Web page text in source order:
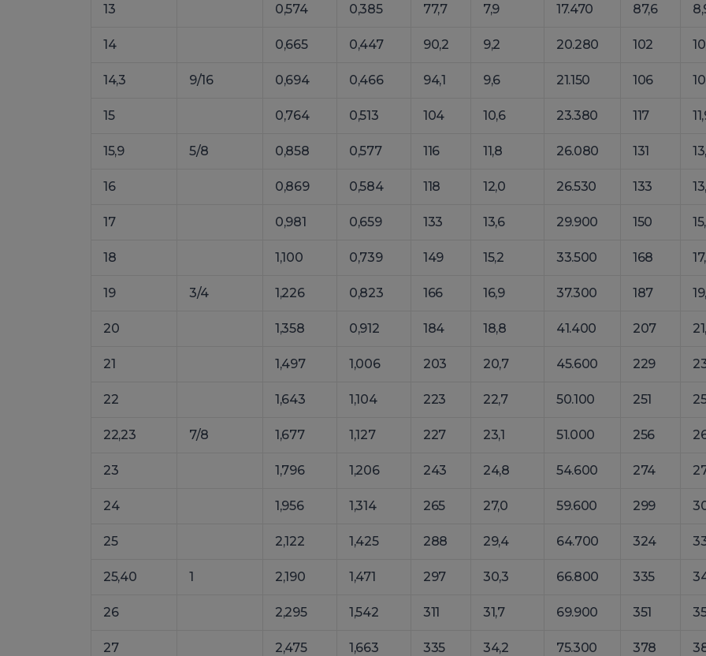
13 0,574 0,385 77,7 7,9 17.470 87,6
14 0,665 0,447 90,2 9,2 20.280 102
14,3 9/16 0,694 0,466 94,1 9,6 21.150 106
15 0,764 0,513 104 10,6 23.380 117
15,9 5/8 0,858 0,577 116 11,8 26.080 131
16 0,869 0,584 118 12,0 26.530 133
17 0,981 0,659 133 13,6 29.900 150
18 1,100 0,739 149 15,2 33.500 168
19 3/4 1,226 0,823 166 16,9 37.300 187
20 1,358 0,912 184 18,8 41.400 207
21 1,497 1,006 203 20,7 45.600 229
22 1,643 1,104 223 22,7 50.100 251
22,23 7/8 1,677 1,127 227 23,1 51.000 256
23 1,796 1,206 243 24,8 54.600 274
24 1,956 1,314 265 27,0 59.600 299
25 2,122 1,425 288 29,4 64.700 324
25,40 1 2,190 1,471 297 30,3 66.800 335
26 2,295 1,542 311 31,7 69.900 351
27 2,475 1,663 335 34,2 75.300 378